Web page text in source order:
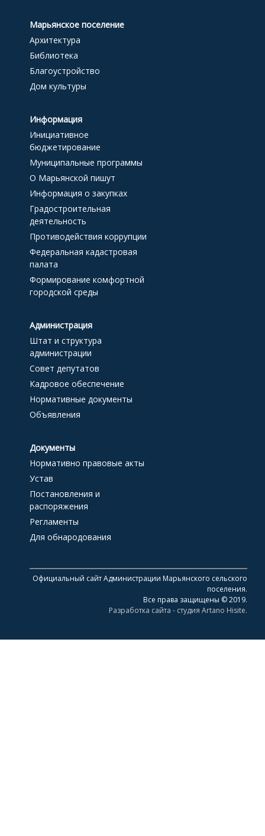
Марьянское поселение
Архитектура
Библиотека
Благоустройство
Дом культуры
Информация
Инициативное
бюджетирование
Муниципальные программы
О Марьянской пишут
Информация о закупках
Градостроительная
деятельность
Противодействия коррупции
Федеральная кадастровая
палата
Формирование комфортной
городской среды
Администрация
Штат и структура
администрации
Совет депутатов
Кадровое обеспечение
Нормативные документы
Объявления
Документы
Нормативно правовые акты
Устав
Постановления и
распоряжения
Регламенты
Для обнародования
Официальный сайт Администрации Марьянского сельского
поселения.
Все права защищены © 2019.
Разработка сайта - студия Artano Hisite.